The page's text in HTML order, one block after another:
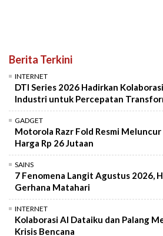
Berita Terkini
INTERNET
DTI Series 2026 Hadirkan
Industri untuk Percepatan
GADGET
Motorola Razr Fold Resmi
Harga Rp 26 Jutaan
SAINS
7 Fenomena Langit Agustus 2026,
Gerhana Matahari
INTERNET
Kolaborasi AI Dataiku dan Palang
Krisis Bencana